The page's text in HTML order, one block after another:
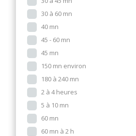
30 à 60 mn
40 mn
45 - 60 mn
45 mn
150 mn environ
180 à 240 mn
2 à 4 heures
5 à 10 mn
60 mn
60 mn à 2 h